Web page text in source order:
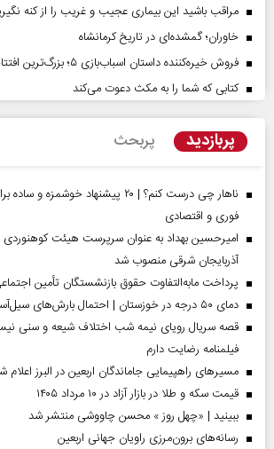
مراقب باشید این بیماری عجیب و غریب را از کنه
خاوران؛ گمشده‌ای در تاریخ کرمانشاه
فروش خیره‌کننده داستان اسباب‌بازی ۵؛ بزرگ‌ترین افتتاحیه سال برای پیکسار
کتابی که شما را به مکث دعوت می‌کند
پربازدید پربحث
ناهار چی درست کنم؟ | ۲۰ پیشنهاد
فوری و اقتصادی
امیرحسین بهداد به عنوان سرپرست هیئت
آذربایجان شرقی منصوب شد
پرداخت مابه‌التفاوت حقوق بازنشستگان تأمین
دمای ۵۰ درجه در خوزستان | احتمال بارش‌های سیل‌آسا در ۳ استان
قصه سریال رویای نیمه شب اختلاف شیعه و سنی
فیلمنامه رضایت دارم
مسیر‌های راهپیمایی جاماندگان اربعین در البرز اعلام
قیمت سکه و طلا در بازار آزاد در ۱۰ مرداد ۱۴۰۵
ببینید | «چهل روز » محسن چاووشی منتشر شد
رسانه‌های برون‌مرزی راویان جهانی اربعین